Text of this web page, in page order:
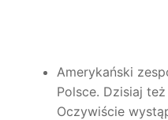
Amerykański
Polsce. Dzisiaj
Oczywiście